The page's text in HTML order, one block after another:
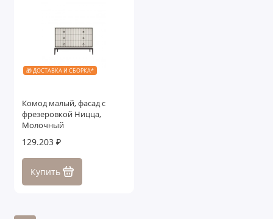
🎁 ДОСТАВКА И СБОРКА*
Комод малый, фасад с
фрезеровкой Ницца,
Молочный
129.203 ₽
Купить